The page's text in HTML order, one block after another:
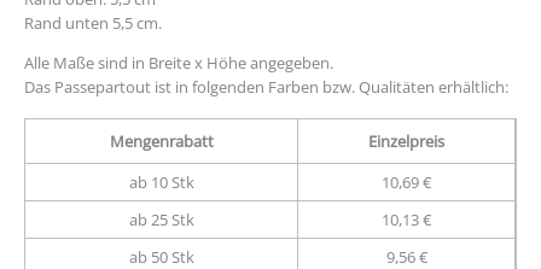
Rand unten 5,5 cm.
Alle Maße sind in Breite x Höhe angegeben.
Das Passepartout ist in folgenden Farben bzw. Qualitäten erhältlich:
Mengenrabatt
Einzelpreis
ab 10 Stk
10,69 €
ab 25 Stk
10,13 €
ab 50 Stk
9,56 €